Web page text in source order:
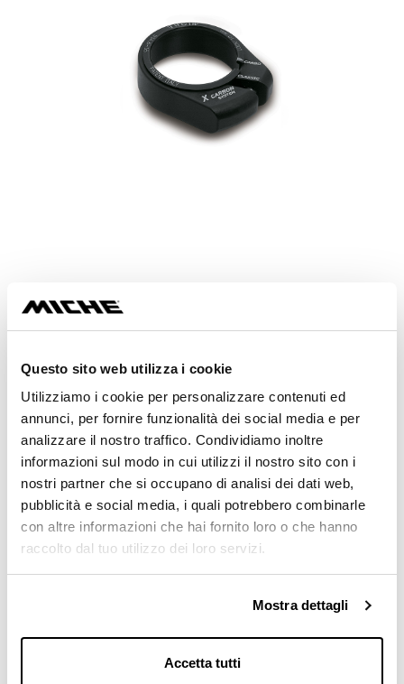
Questo sito web utilizza i cookie
Utilizziamo i cookie per personalizzare contenuti ed
annunci, per fornire funzionalità dei social media e per
analizzare il nostro traffico. Condividiamo inoltre
informazioni sul modo in cui utilizzi il nostro sito con i
nostri partner che si occupano di analisi dei dati web,
pubblicità e social media, i quali potrebbero combinarle
con altre informazioni che hai fornito loro o che hanno
raccolto dal tuo utilizzo dei loro servizi.
Mostra dettagli
Accetta tutti
da 15,00 €
Scopri di più